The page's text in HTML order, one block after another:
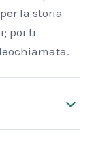
la storia
poi ti